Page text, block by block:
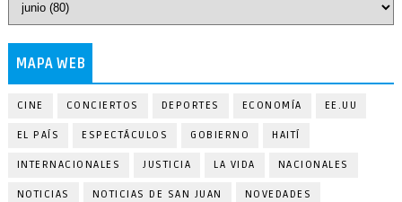
MAPA WEB
CINE CONCIERTOS DEPORTES ECONOMÍA EE.UU
EL PAÍS ESPECTÁCULOS GOBIERNO HAITÍ
INTERNACIONALES JUSTICIA LA VIDA NACIONALES
NOTICIAS NOTICIAS DE SAN JUAN NOVEDADES